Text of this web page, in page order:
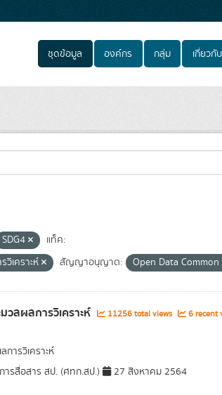
ชุดข้อมูล องค์กร กลุ่ม เกี่ยวกับ
SDG4
แท็ค:
วิเคราะห์
สัญญาอนุญาต: Open Data Common
ลผลการวิเคราะห์ 11256 total views 6 recent
ารวิเคราะห์
ารสื่อสาร สป. (ศทก.สป.)
27 สิงหาคม 2564